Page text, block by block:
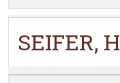
SEIFER,